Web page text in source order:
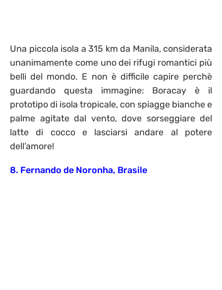
Una piccola isola a 315 km da Manila, considerata
unanimamente come uno dei rifugi romantici più
belli del mondo. E non è difficile capire perchè
guardando questa immagine: Boracay è il
prototipo di isola tropicale, con spiagge bianche e
palme agitate dal vento, dove sorseggiare del
latte di cocco e lasciarsi andare al potere
dell’amore!
8. Fernando de Noronha, Brasile